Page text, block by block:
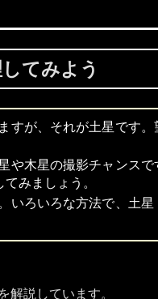
てみよう
すが、それが土星です。
や木星の撮影チャンスで
みましょう。
いろいろな方法で、土星
解説しています。